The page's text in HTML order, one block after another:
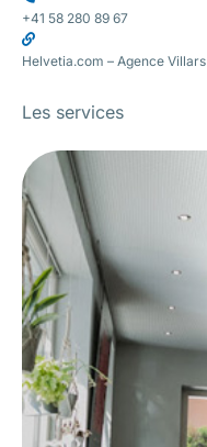
+41 58 280 89 67
Helvetia.com – Agence Villars
Les services